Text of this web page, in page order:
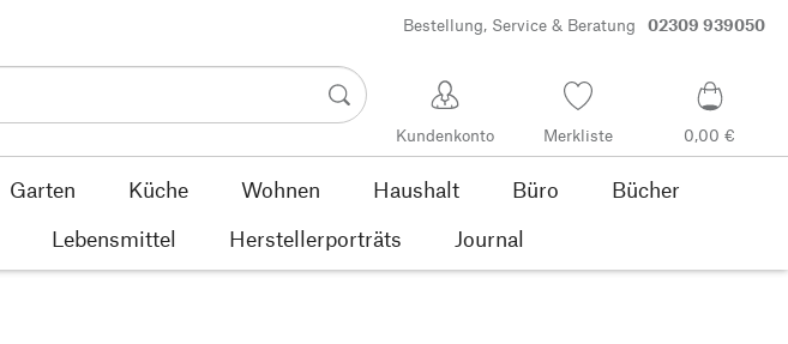
Bestellung, Service & Beratung 02309 939050
Kundenkonto Merkliste 0,00 €
Garten Küche Wohnen Haushalt Büro
Bücher
Lebensmittel Herstellerporträts Journal